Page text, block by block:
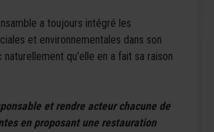
a toujours intégré les
et environnementales dans son
qu’elle en a fait sa raison
et rendre acteur chacune de
en proposant une restauration